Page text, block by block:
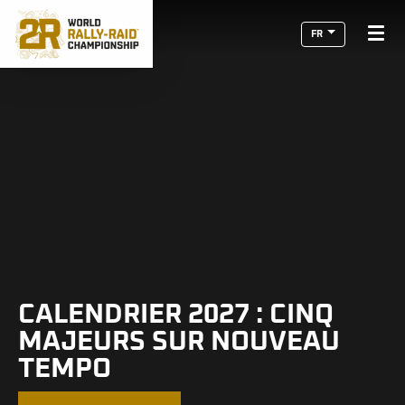
FR
CALENDRIER 2027 : CINQ
MAJEURS SUR NOUVEAU
TEMPO